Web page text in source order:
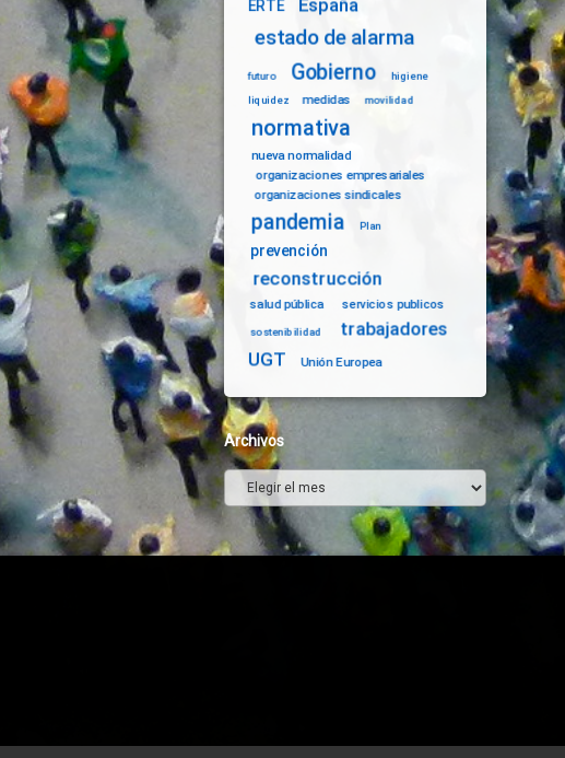
ERTE España
estado de alarma
futuro Gobierno
higiene
liquidez
medidas movilidad
normativa
nueva normalidad
organizaciones empresariales
organizaciones sindicales
pandemia Plan
prevención
reconstrucción
salud pública servicios publicos
sostenibilidad
trabajadores
UGT
Unión Europea
Archivos
Archivos